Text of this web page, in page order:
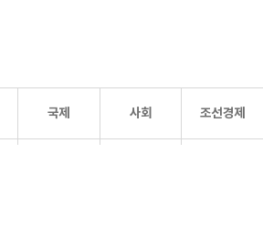
국제 사회 조선경제